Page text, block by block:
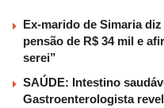
Ex-marido de Simaria
pensão de R$ 34 mil e
serei”
SAÚDE: Intestino
Gastroenterologista